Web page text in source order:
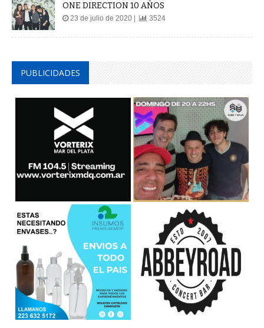
ONE DIRECTION 10 AÑOS
23 de julio de 2020 | 3524
PUBLICIDADES